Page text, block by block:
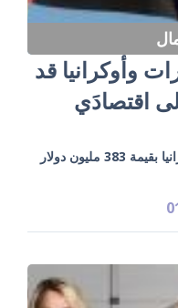
وأوكرانيا قد
إلى اقتصادَي
بريطانيا تخصص حزمة دعم جديدة لأوكرانيا بقيمة 383 مليون دولار